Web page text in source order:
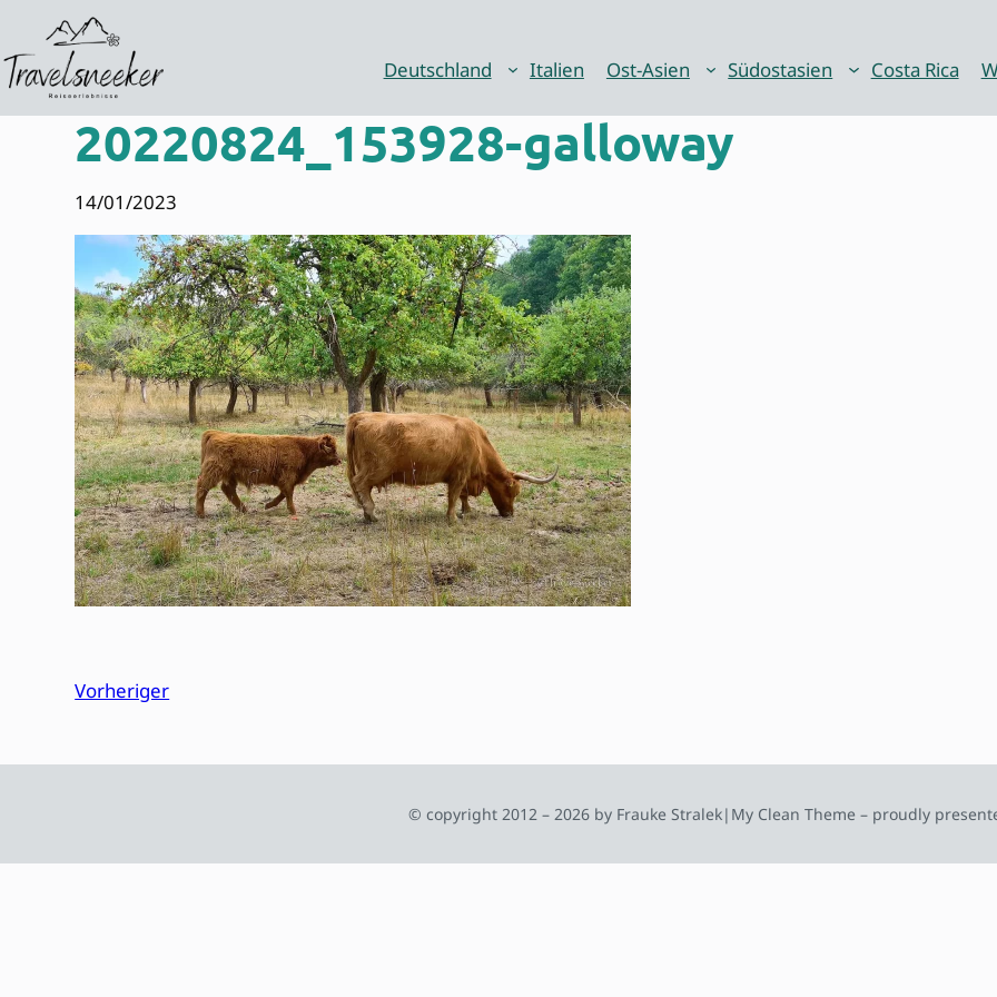
Inhalt
springen
Deutschland Italien Ost-Asien Südostasien Costa Rica
20220824_153928-galloway
14/01/2023
Vorheriger
© copyright 2012 – 2026 by Frauke Stralek| My Clean Theme – proudly